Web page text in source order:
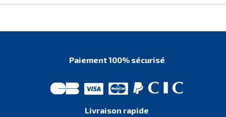
Paiement 100% sécurisé
Livraison rapide